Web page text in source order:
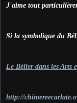
J'aime tout
Si la symbolique du
Le Bélier dans les Arts
http://